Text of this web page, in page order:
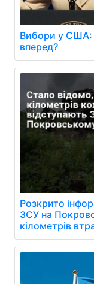
Вибори у США:
вперед?
Розкрито
ЗСУ на
кілометрів